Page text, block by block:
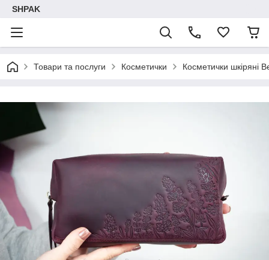
SHPAK
Товари та послуги Косметички Косметички шкіряні